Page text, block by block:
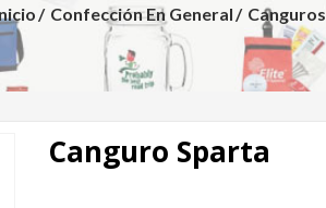
Confección En General Canguros
Canguro Sparta